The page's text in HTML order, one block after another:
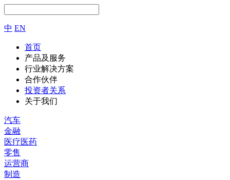
中 EN
首页
产品及服务
行业解决方案
合作伙伴
投资者关系
关于我们
汽车
金融
医疗医药
零售
运营商
制造